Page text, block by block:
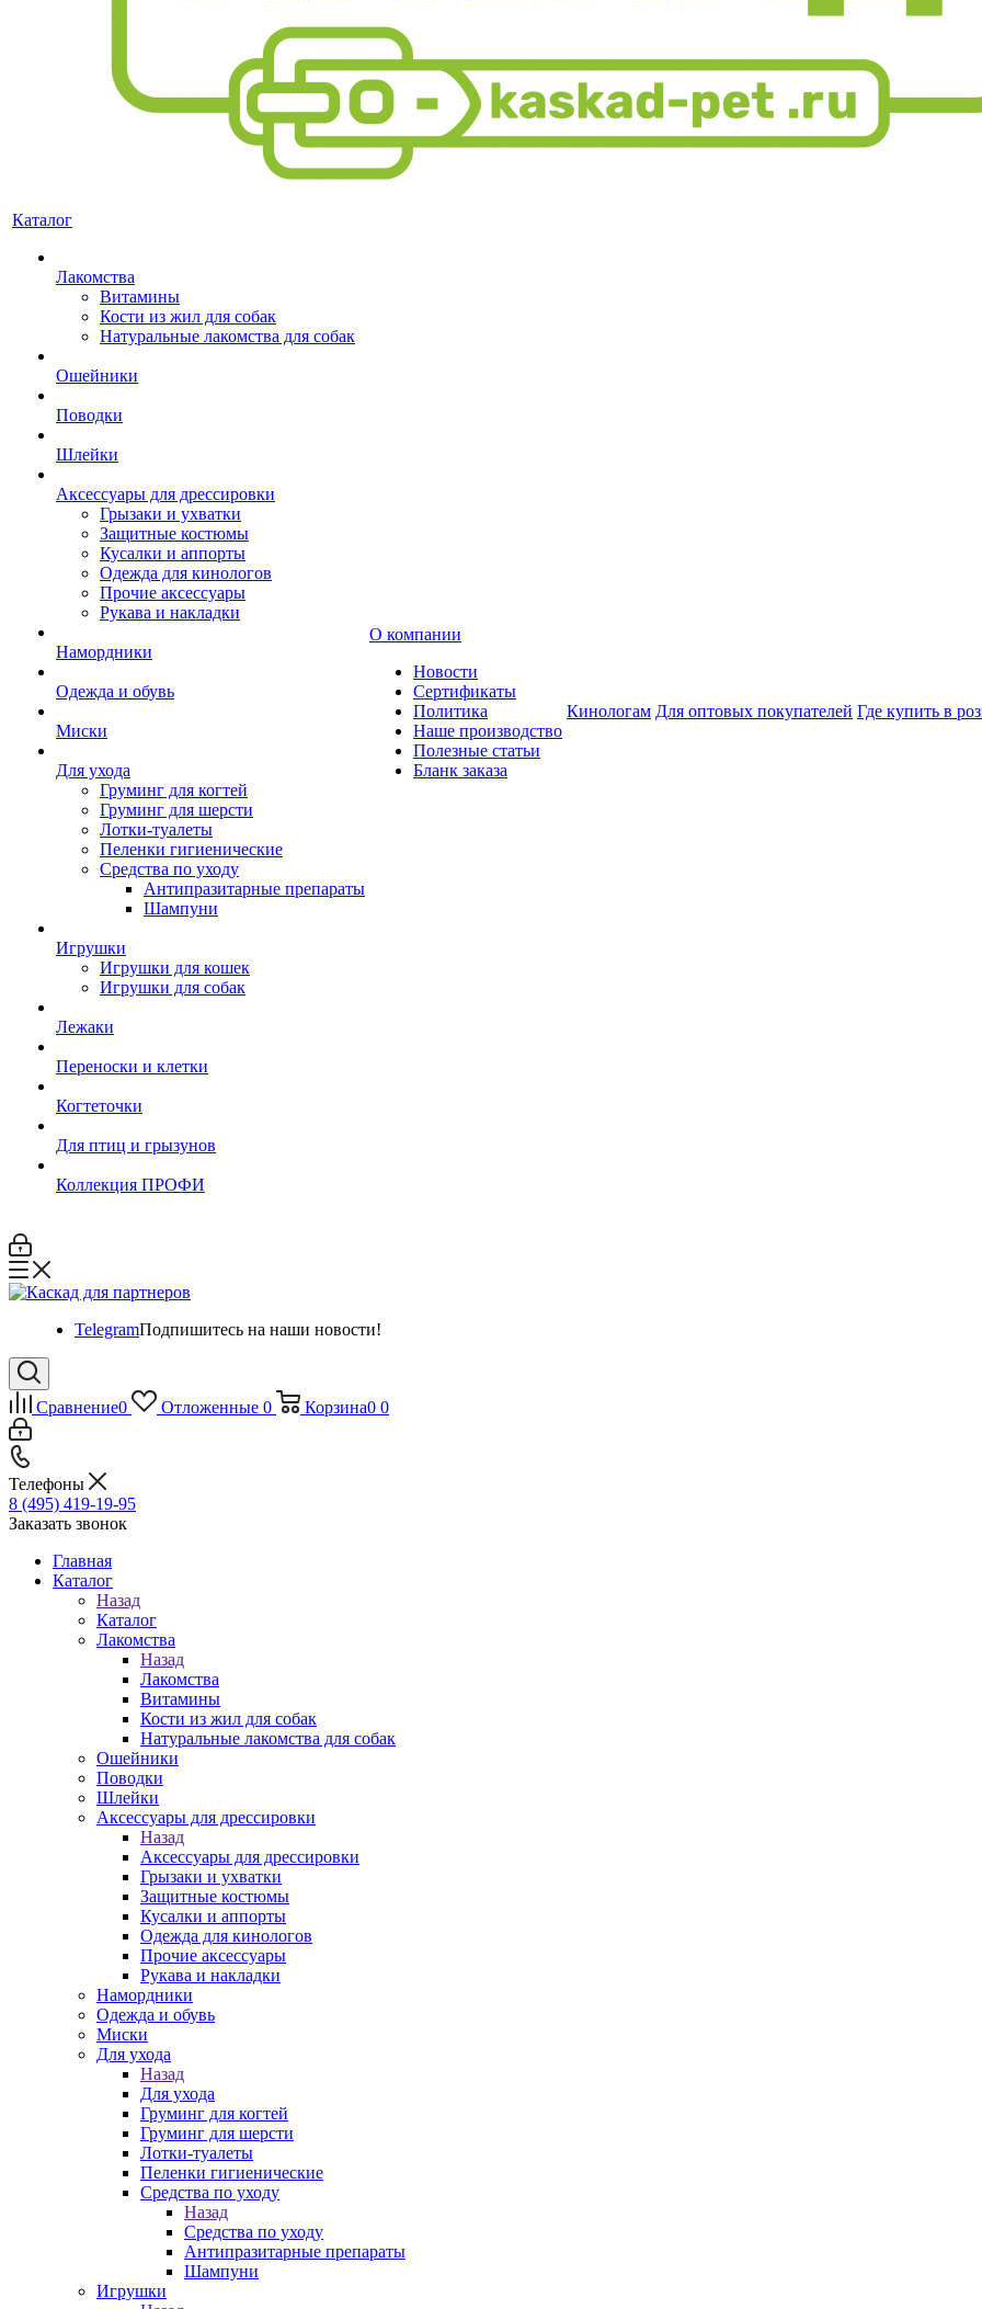
Каталог
Лакомства
Витамины
Кости из жил для собак
Натуральные лакомства для собак
Ошейники
Поводки
Шлейки
Аксессуары для дрессировки
Грызаки и ухватки
Защитные костюмы
Кусалки и аппорты
Одежда для кинологов
Прочие аксессуары
Рукава и накладки
Намордники
Одежда и обувь
Миски
Для ухода
Груминг для когтей
Груминг для шерсти
Лотки-туалеты
Пеленки гигиенические
Средства по уходу
Антипразитарные препараты
Шампуни
Игрушки
Игрушки для кошек
Игрушки для собак
Лежаки
Переноски и клетки
Когтеточки
Для птиц и грызунов
Коллекция ПРОФИ
О компании
Новости
Сертификаты
Политика
Наше производство
Полезные статьи
Бланк заказа
Кинологам Для оптовых покупателей Где купить в
TelegramПодпишитесь на наши новости!
Сравнение0 Отложенные 0 Корзина0 0
Телефоны
8 (495) 419-19-95
Заказать звонок
Главная
Каталог
Назад
Каталог
Лакомства
Назад
Лакомства
Витамины
Кости из жил для собак
Натуральные лакомства для собак
Ошейники
Поводки
Шлейки
Аксессуары для дрессировки
Назад
Аксессуары для дрессировки
Грызаки и ухватки
Защитные костюмы
Кусалки и аппорты
Одежда для кинологов
Прочие аксессуары
Рукава и накладки
Намордники
Одежда и обувь
Миски
Для ухода
Назад
Для ухода
Груминг для когтей
Груминг для шерсти
Лотки-туалеты
Пеленки гигиенические
Средства по уходу
Назад
Средства по уходу
Антипразитарные препараты
Шампуни
Игрушки